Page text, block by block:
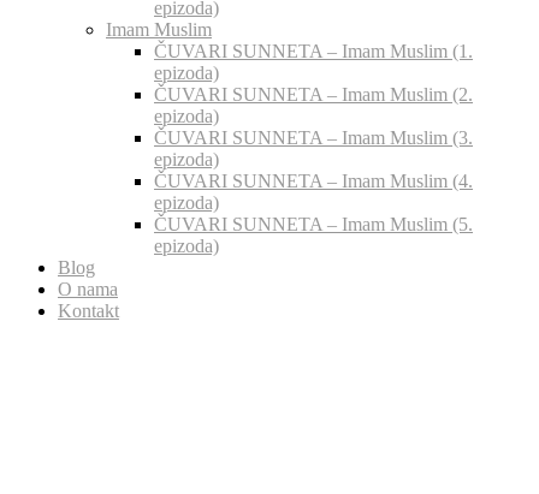
epizoda)
Imam Muslim
ČUVARI SUNNETA – Imam Muslim (1.
epizoda)
ČUVARI SUNNETA – Imam Muslim (2.
epizoda)
ČUVARI SUNNETA – Imam Muslim (3.
epizoda)
ČUVARI SUNNETA – Imam Muslim (4.
epizoda)
ČUVARI SUNNETA – Imam Muslim (5.
epizoda)
Blog
O nama
Kontakt